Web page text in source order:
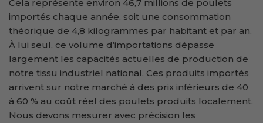
Cela représente environ 46,7 millions de poulets
importés chaque année, soit une consommation
théorique de 4,8 kilogrammes par habitant et par an.
À lui seul, ce volume d’importations dépasse
largement les capacités actuelles de production de
notre tissu industriel national. Ces produits importés
arrivent sur notre marché à des prix inférieurs de 40
à 60 % au coût réel des poulets produits localement.
Nous devons mesurer avec précision les